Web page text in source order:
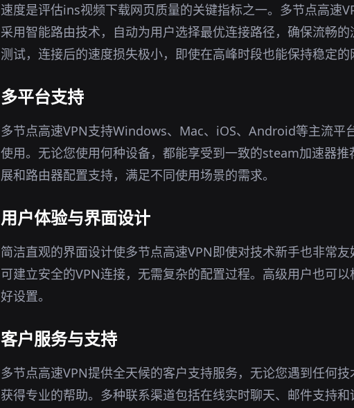
速度是评估ins视频下载网页质量的关键指标之一。多节点高速
采用智能路由技术，自动为用户选择最优连接路径，确保流畅
测试，连接后的速度损失极小，即使在高峰时段也能保持稳定的
多平台支持
多节点高速VPN支持Windows、Mac、iOS、Android等主流平
使用。无论您使用何种设备，都能享受到一致的steam加速器
展和路由器配置支持，满足不同使用场景的需求。
用户体验与界面设计
简洁直观的界面设计使多节点高速VPN即使对技术新手也非常
可建立安全的VPN连接，无需复杂的配置过程。高级用户也可
好设置。
客户服务与支持
多节点高速VPN提供全天候的客户支持服务，无论您遇到任何
获得专业的帮助。多种联系渠道包括在线实时聊天、邮件支持